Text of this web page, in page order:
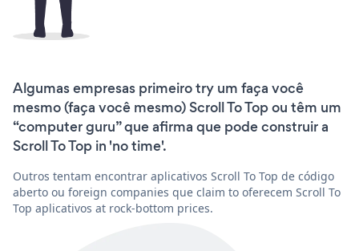
Algumas empresas primeiro try um faça você
mesmo (faça você mesmo) Scroll To Top ou têm um
“computer guru” que afirma que pode construir a
Scroll To Top in 'no time'.
Outros tentam encontrar aplicativos Scroll To Top de código
aberto ou foreign companies que claim to oferecem Scroll To
Top aplicativos at rock-bottom prices.